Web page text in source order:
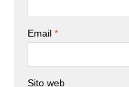
Email *
Sito web